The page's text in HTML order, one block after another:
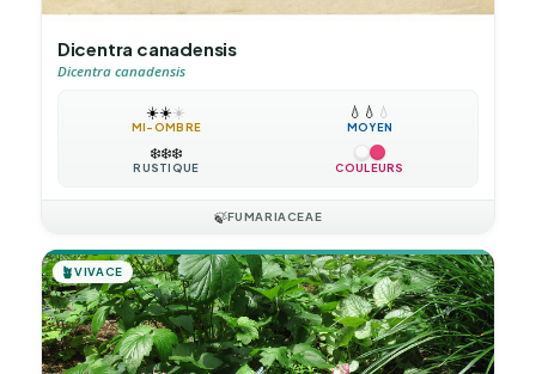
Dicentra canadensis
Dicentra canadensis
☀️☀️☀️
MI-OMBRE
💧 💧 💧
MOYEN
❄️❄️❄️
RUSTIQUE COULEURS
🍃FUMARIACEAE
🪴VIVACE